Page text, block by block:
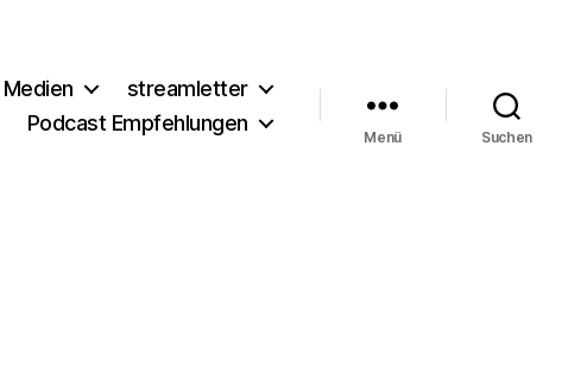
Medien
streamletter
Podcast Empfehlungen
Menü Suchen